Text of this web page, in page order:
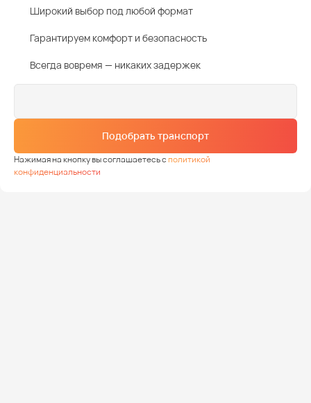
Широкий выбор под любой формат
Гарантируем комфорт и безопасность
Всегда вовремя — никаких задержек
Подобрать транспорт
Нажимая на кнопку вы соглашаетесь сполитикой
конфиденциальности